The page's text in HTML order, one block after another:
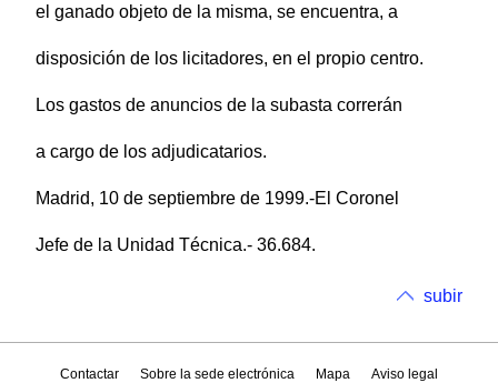
el ganado objeto de la misma, se encuentra, a
disposición de los licitadores, en el propio centro.
Los gastos de anuncios de la subasta correrán
a cargo de los adjudicatarios.
Madrid, 10 de septiembre de 1999.-El Coronel
Jefe de la Unidad Técnica.- 36.684.
subir
Contactar Sobre la sede electrónica Mapa
Aviso legal